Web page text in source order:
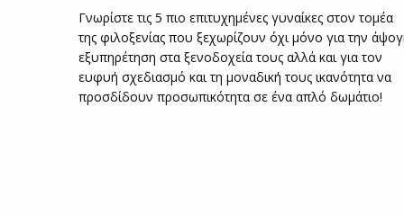
Γνωρίστε τις 5 πιο επιτυχημένες γυναίκες στον τομέα
της φιλοξενίας που ξεχωρίζουν όχι μόνο για την
εξυπηρέτηση στα ξενοδοχεία τους αλλά και για τον
ευφυή σχεδιασμό και τη μοναδική τους ικανότητα να
προσδίδουν προσωπικότητα σε ένα απλό δωμάτιο!